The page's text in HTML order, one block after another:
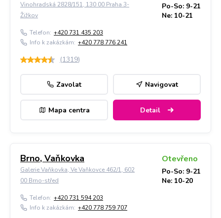
Vinohradská 2828/151, 130 00 Praha 3-
Žižkov
Po-So: 9-21
Ne: 10-21
Telefon: +420 731 435 203
Info k zakázkám: +420 778 776 241
(1319)
Zavolat Navigovat
Mapa centra Detail
Brno, Vaňkovka
Galerie Vaňkovka, Ve Vaňkovce 462/1, 602
00 Brno-střed
Otevřeno
Po-So: 9-21
Ne: 10-20
Telefon: +420 731 594 203
Info k zakázkám: +420 778 759 707